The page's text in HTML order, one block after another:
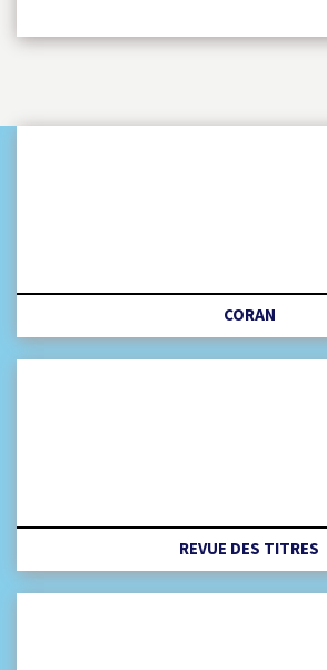
CORAN
REVUE DES TITRES